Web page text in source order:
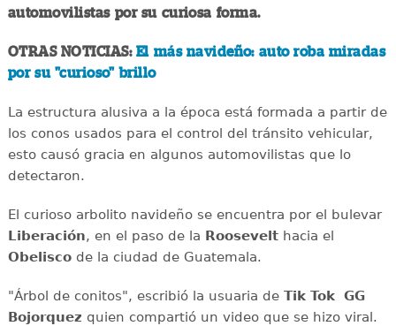
automovilistas por su curiosa forma.
OTRAS NOTICIAS:El más navideño: auto roba miradas
por su "curioso" brillo
La estructura alusiva a la época está formada a partir de
los conos usados para el control del tránsito vehicular,
esto causó gracia en algunos automovilistas que lo
detectaron.
El curioso arbolito navideño se encuentra por el bulevar
Liberación, en el paso de la Roosevelthacia el
Obeliscode la ciudad de Guatemala.
"Árbol de conitos", escribió la usuaria de Tik Tok GG
Bojorquez quien compartió un video que se hizo viral.